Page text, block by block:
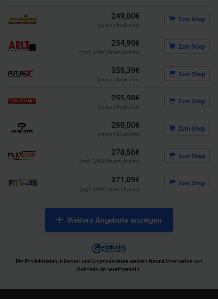
249,00€
(versandkostenfrei)
Zum Shop
254,99€
(zzgl. 6,99€ Versandkosten)
Zum Shop
255,39€
(versandkostenfrei)
Zum Shop
255,98€
(versandkostenfrei)
Zum Shop
260,00€
(versandkostenfrei)
Zum Shop
270,56€
(zzgl. 5,00€ Versandkosten)
Zum Shop
271,09€
(zzgl. 5,90€ Versandkosten)
Zum Shop
Weitere Angebote anzeigen
Die Produktdaten, Händler- und Angebotsdaten werden freundlicherweise von
Geizhals.de bereitgestellt.